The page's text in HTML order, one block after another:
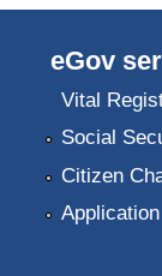
eGov
Vital
Social
Citizen